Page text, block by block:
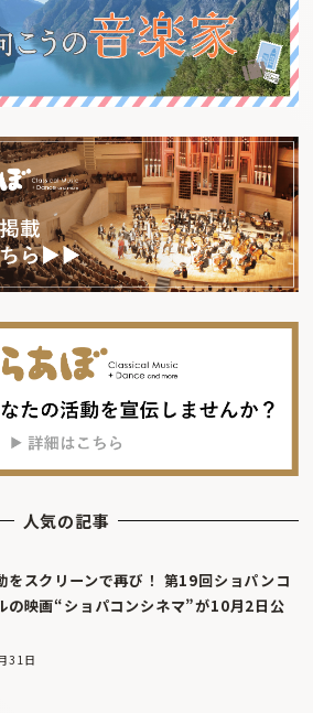
人気の記事
をスクリーンで再び！ 第19回ショパンコ
の映画“ショパコンシネマ”が10月2日公
31日